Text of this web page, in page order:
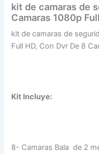
kit de camaras de
Camaras 1080p
kit de camaras de
Full HD, Con Dvr De 8
Kit Incluye:
8- Camaras Bala de 2